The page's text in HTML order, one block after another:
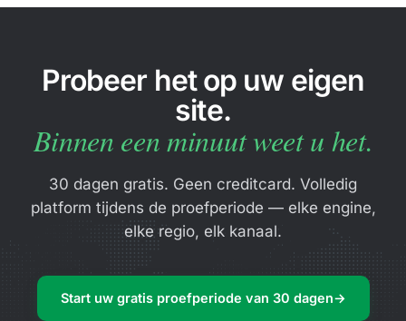
Probeer het op uw eigen
site.
Binnen een minuut weet u het.
30 dagen gratis. Geen creditcard. Volledig
platform tijdens de proefperiode — elke engine,
elke regio, elk kanaal.
Start uw gratis proefperiode van 30 dagen→